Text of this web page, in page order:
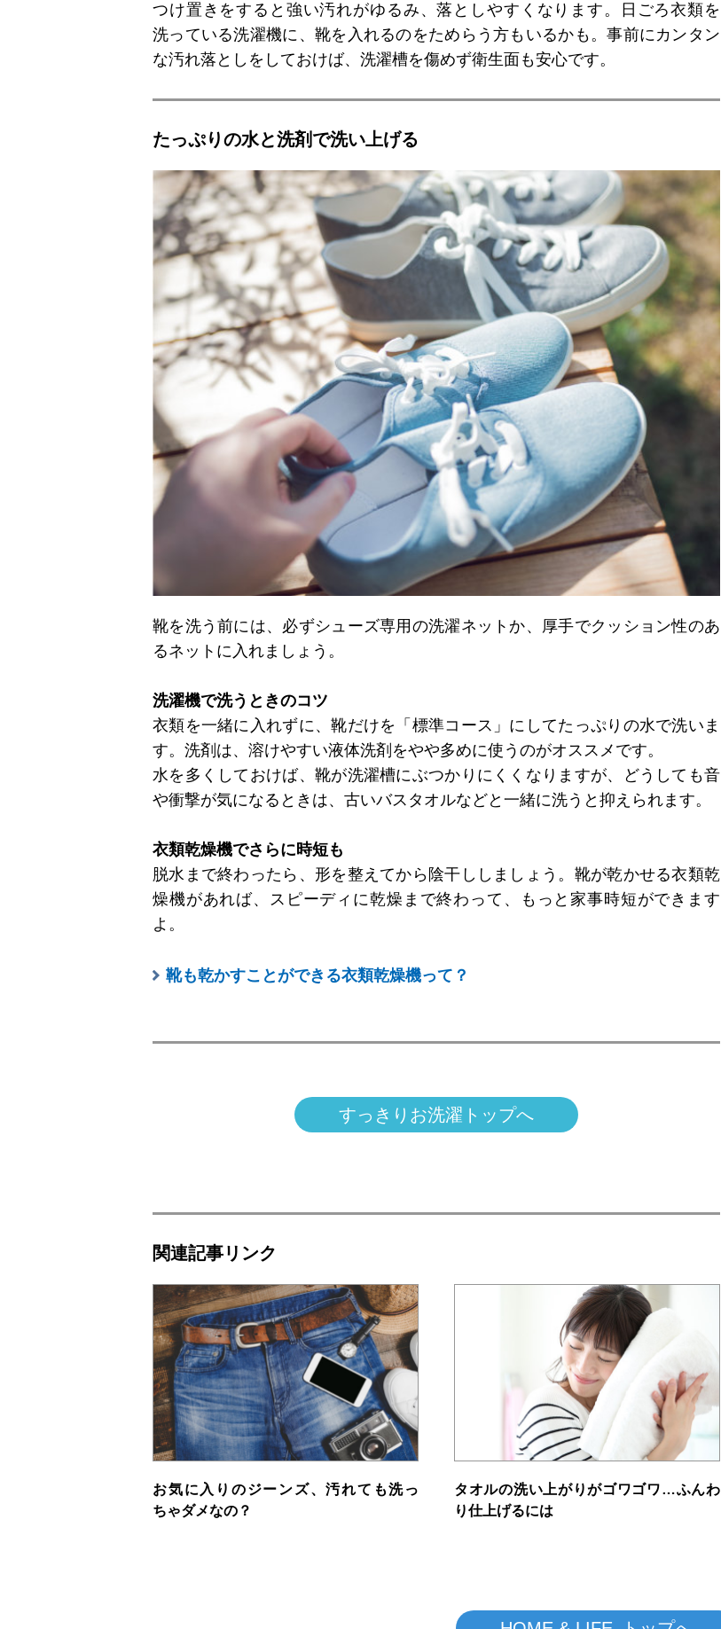
つけ置きをすると強い汚れがゆるみ、落としやすくなります。日ごろ衣類を
洗っている洗濯機に、靴を入れるのをためらう方もいるかも。事前にカンタン
な汚れ落としをしておけば、洗濯槽を傷めず衛生面も安心です。
たっぷりの水と洗剤で洗い上げる
靴を洗う前には、必ずシューズ専用の洗濯ネットか、厚手でクッション性のあ
るネットに入れましょう。
洗濯機で洗うときのコツ
衣類を一緒に入れずに、靴だけを「標準コース」にしてたっぷりの水で洗いま
す。洗剤は、溶けやすい液体洗剤をやや多めに使うのがオススメです。
水を多くしておけば、靴が洗濯槽にぶつかりにくくなりますが、どうしても音
や衝撃が気になるときは、古いバスタオルなどと一緒に洗うと抑えられます。
衣類乾燥機でさらに時短も
脱水まで終わったら、形を整えてから陰干ししましょう。靴が乾かせる衣類乾
燥機があれば、スピーディに乾燥まで終わって、もっと家事時短ができます
よ。
靴も乾かすことができる衣類乾燥機って？
すっきりお洗濯トップへ
関連記事リンク
タオルの洗い上がりがゴワゴワ…ふんわ
り仕上げるには
お気に入りのジーンズ、汚れても洗っ
ちゃダメなの？